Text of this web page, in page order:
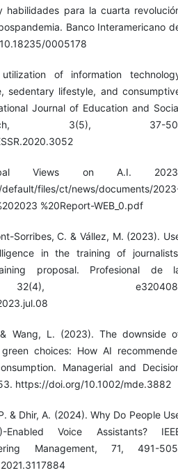
habilidades para la cuarta
Banco Interamericano
0005178
of information
sedentary lifestyle, and
Journal of Education and
3(5), 37-
Views on A.I.
files/ct/news/documents/
%20Report-WEB_0.pdf
Sorribes, C. & Vállez, M. (2023).
in the training of
proposal. Profesional de
32(4),
Wang, L. (2023). The downside
choices: How AI
Managerial and
https://doi.org/10.1002/mde.3882
& Dhir, A. (2024). Why Do People
Voice Assistants?
Management, 71, 491-